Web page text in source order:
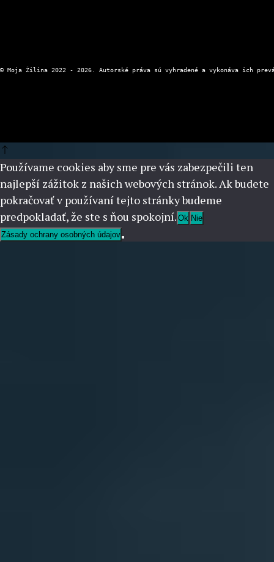
Používame cookies aby sme pre vás zabezpečili ten
najlepší zážitok z našich webových stránok. Ak budete
pokračovať v používaní tejto stránky budeme
predpokladať, že ste s ňou spokojní. Ok Nie
Zásady ochrany osobných údajov